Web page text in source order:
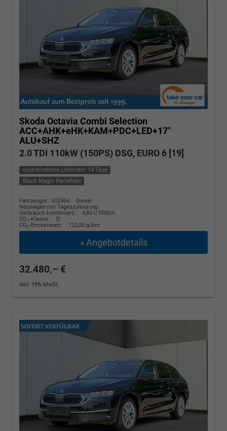
Skoda Octavia Combi Selection
ACC+AHK+eHK+KAM+PDC+LED+17"
ALU+SHZ
2.0 TDI 110kW (150PS) DSG, EURO 6 [19]
unverbindliche Lieferzeit: 14 Tage
Black Magic Perleffekt
Fahrzeugnr.: 502504
Diesel
Neuwagen mit Tageszulassung
Verbrauch kombiniert:
4,80 l/100km
CO2-Klasse:
D
CO2-Emissionen: 125,00 g/km
» Angebotdetails
32.480,– €
incl. 19% MwSt.